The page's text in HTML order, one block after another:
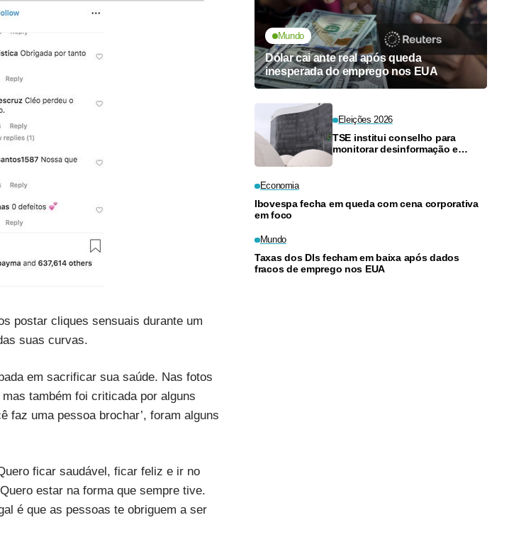
postar cliques sensuais durante um
suas curvas.
em sacrificar sua saúde. Nas fotos
também foi criticada por alguns
faz uma pessoa brochar’, foram alguns
ficar saudável, ficar feliz e ir no
estar na forma que sempre tive.
é que as pessoas te obriguem a ser
Mundo
Dólar cai ante real após queda
inesperada do emprego nos EUA
Eleições 2026
TSE institui conselho para
monitorar desinformação e
Economia
Ibovespa fecha em queda com cena corporativa
em foco
Mundo
Taxas dos DIs fecham em baixa após dados
fracos de emprego nos EUA